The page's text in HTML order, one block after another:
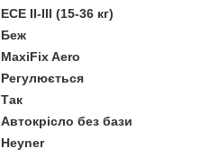
ECE II-III (15-36 кг)
Беж
MaxiFix Aero
Регулюється
Так
Автокрісло без бази
Heyner